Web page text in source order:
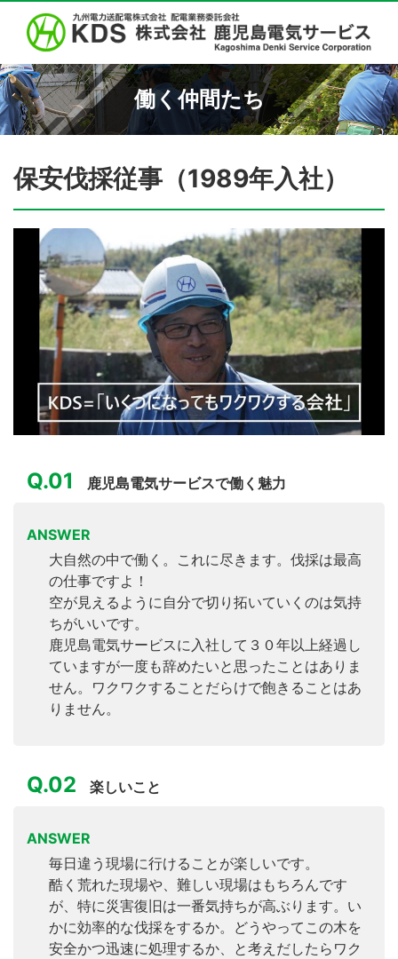
働く仲間たち
保安伐採従事（1989年入社）
Q.01 鹿児島電気サービスで働く魅力
ANSWER
大自然の中で働く。これに尽きます。伐採は最高
の仕事ですよ！
空が見えるように自分で切り拓いていくのは気持
ちがいいです。
鹿児島電気サービスに入社して３０年以上経過し
ていますが一度も辞めたいと思ったことはありま
せん。ワクワクすることだらけで飽きることはあ
りません。
Q.02 楽しいこと
ANSWER
毎日違う現場に行けることが楽しいです。
酷く荒れた現場や、難しい現場はもちろんです
が、特に災害復旧は一番気持ちが高ぶります。い
かに効率的な伐採をするか。どうやってこの木を
安全かつ迅速に処理するか、と考えだしたらワク